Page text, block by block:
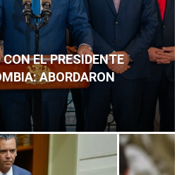
EL PRESIDENTE
ABORDARON